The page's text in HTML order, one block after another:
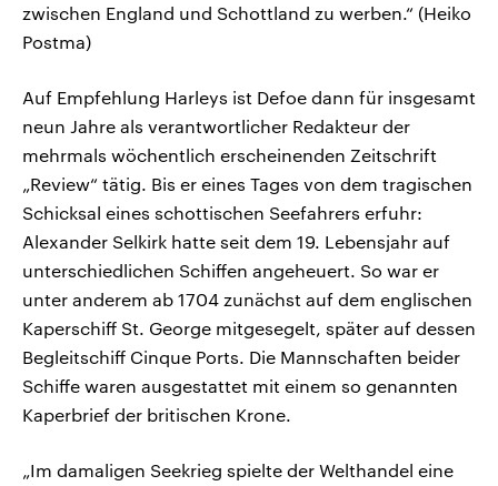
zwischen England und Schottland zu werben.“ (Heiko
Postma)
Auf Empfehlung Harleys ist Defoe dann für insgesamt
neun Jahre als verantwortlicher Redakteur der
mehrmals wöchentlich erscheinenden Zeitschrift
„Review“ tätig. Bis er eines Tages von dem tragischen
Schicksal eines schottischen Seefahrers erfuhr:
Alexander Selkirk hatte seit dem 19. Lebensjahr auf
unterschiedlichen Schiffen angeheuert. So war er
unter anderem ab 1704 zunächst auf dem englischen
Kaperschiff St. George mitgesegelt, später auf dessen
Begleitschiff Cinque Ports. Die Mannschaften beider
Schiffe waren ausgestattet mit einem so genannten
Kaperbrief der britischen Krone.
„Im damaligen Seekrieg spielte der Welthandel eine